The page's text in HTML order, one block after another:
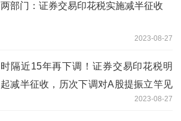
两部门：证券交易印花税实施减半征收
2023-08-27
时隔近15年再下调！证券交易印花税明
起减半征收，历次下调对A股提振立竿见
2023-08-27